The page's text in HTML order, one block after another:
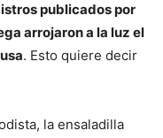
publicados por
arrojaron a la luz el
. Esto quiere decir
la ensaladilla